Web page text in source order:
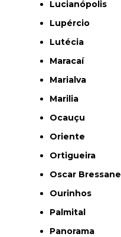
Lucianópolis
Lupércio
Lutécia
Maracaí
Marialva
Marilia
Ocauçu
Oriente
Ortigueira
Oscar Bressane
Ourinhos
Palmital
Panorama